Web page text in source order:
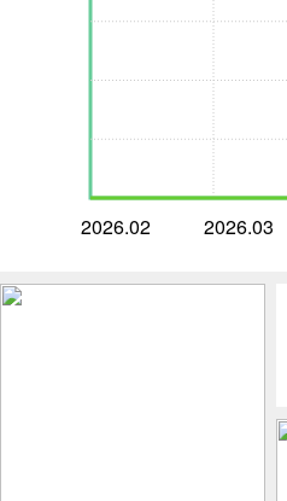
2026.02 2026.03